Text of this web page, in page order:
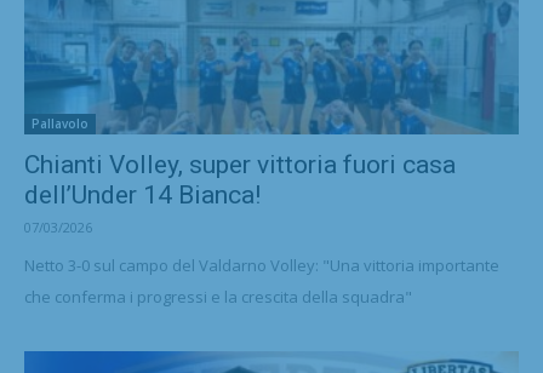
Pallavolo
Chianti Volley, super vittoria fuori casa
dell’Under 14 Bianca!
07/03/2026
Netto 3-0 sul campo del Valdarno Volley: "Una vittoria importante
che conferma i progressi e la crescita della squadra"